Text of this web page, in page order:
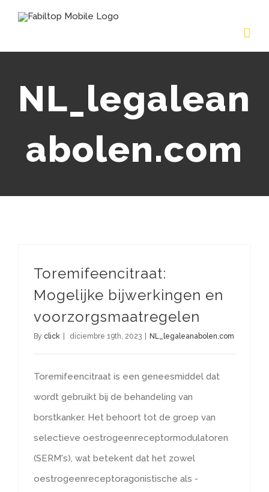
NL_legalean
abolen.com
Toremifeencitraat:
Mogelijke bijwerkingen en
voorzorgsmaatregelen
By click diciembre 19th, 2023 NL_legaleanabolen.com
Toremifeencitraat is een geneesmiddel dat
wordt gebruikt bij de behandeling van
borstkanker. Het behoort tot de groep van
selectieve oestrogeenreceptormodulatoren
(SERM's), wat betekent dat het zowel
oestrogeenreceptoragonistische als -